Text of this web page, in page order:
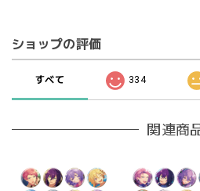
ショップの評価
すべて 334
関連商